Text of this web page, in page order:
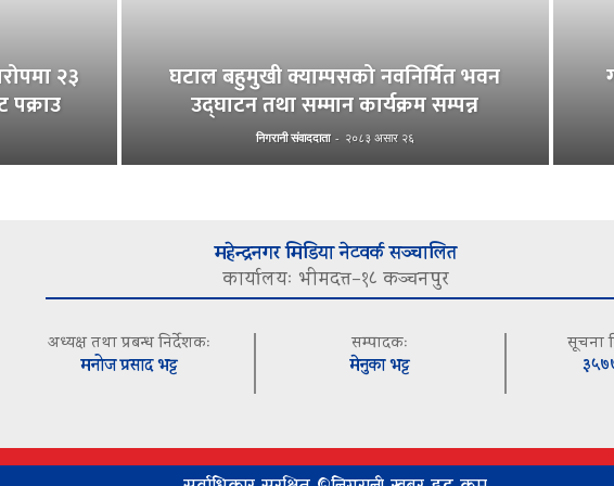
२३
पक्राउ
घटाल बहुमुखी क्याम्पसको नवनिर्मित भवन
उद्घाटन तथा सम्मान कार्यक्रम सम्पन्न
निगरानी संवाददाता - २०८३ असार २६
महेन्द्रनगर मिडिया नेटवर्क सञ्चालित
कार्यालयः भीमदत्त–१८ कञ्चनपुर
अध्यक्ष तथा प्रबन्ध निर्देशकः
मनोज प्रसाद भट्ट
सम्पादकः
मेनुका भट्ट
सूचना